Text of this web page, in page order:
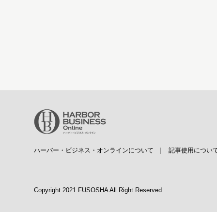
ハーバー・ビジネス・オンラインについて 記事使用につい
Copyright 2021 FUSOSHA All Right Reserved.